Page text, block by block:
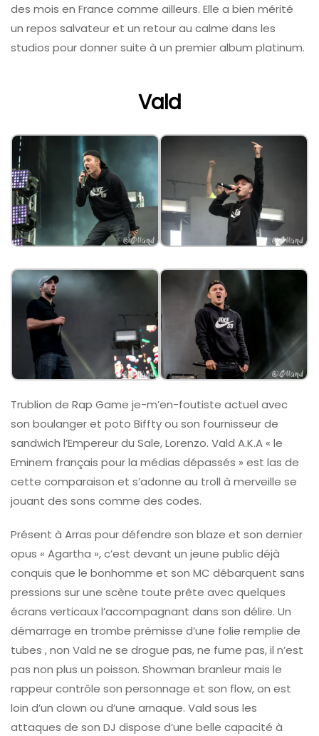
des mois en France comme ailleurs. Elle a bien mérité
un repos salvateur et un retour au calme dans les
studios pour donner suite à un premier album platinum.
Vald
Trublion de Rap Game je-m’en-foutiste actuel avec
son boulanger et poto Biffty ou son fournisseur de
sandwich l’Empereur du Sale, Lorenzo. Vald A.K.A « le
Eminem français pour la médias dépassés » est las de
cette comparaison et s’adonne au troll à merveille se
jouant des sons comme des codes.
Présent à Arras pour défendre son blaze et son dernier
opus « Agartha », c’est devant un jeune public déjà
conquis que le bonhomme et son MC débarquent sans
pressions sur une scène toute prête avec quelques
écrans verticaux l’accompagnant dans son délire. Un
démarrage en trombe prémisse d’une folie remplie de
tubes , non Vald ne se drogue pas, ne fume pas, il n’est
pas non plus un poisson. Showman branleur mais le
rappeur contrôle son personnage et son flow, on est
loin d’un clown ou d’une arnaque. Vald sous les
attaques de son DJ dispose d’une belle capacité à